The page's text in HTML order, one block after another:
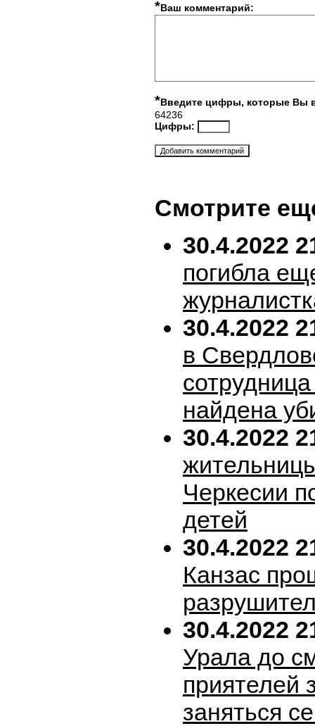
*Ваш комментарий:
*Введите цифры, которые Вы
64236
Цифры:
Смотрите
30.4.2022
погибла
30.4.2022
в
найдена
30.4.2022
Черкесии
детей
30.4.2022
Канзас
30.4.2022
Урала до
приятелей
заняться